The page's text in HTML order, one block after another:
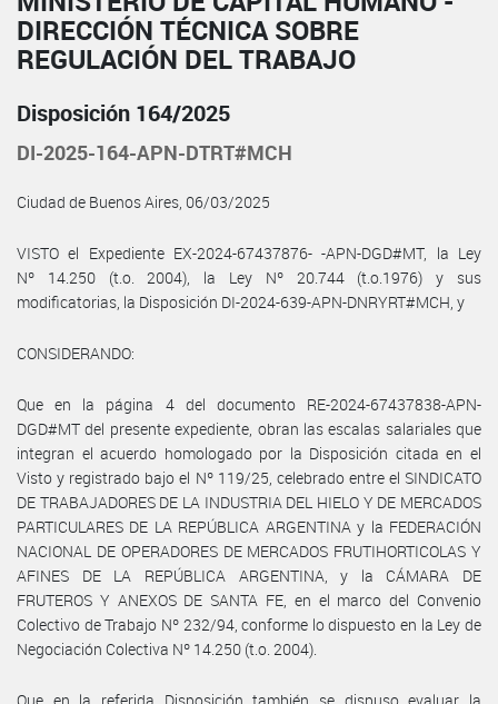
DIRECCIÓN TÉCNICA SOBRE
REGULACIÓN DEL TRABAJO
Disposición 164/2025
DI-2025-164-APN-DTRT#MCH
Ciudad de Buenos Aires, 06/03/2025
VISTO el Expediente EX-2024-67437876- -APN-DGD#MT, la Ley
Nº 14.250 (t.o. 2004), la Ley Nº 20.744 (t.o.1976) y sus
modificatorias, la Disposición DI-2024-639-APN-DNRYRT#MCH, y
CONSIDERANDO:
Que en la página 4 del documento RE-2024-67437838-APN-
DGD#MT del presente expediente, obran las escalas salariales que
integran el acuerdo homologado por la Disposición citada en el
Visto y registrado bajo el Nº 119/25, celebrado entre el SINDICATO
DE TRABAJADORES DE LA INDUSTRIA DEL HIELO Y DE MERCADOS
PARTICULARES DE LA REPÚBLICA ARGENTINA y la FEDERACIÓN
NACIONAL DE OPERADORES DE MERCADOS FRUTIHORTICOLAS Y
AFINES DE LA REPÚBLICA ARGENTINA, y la CÁMARA DE
FRUTEROS Y ANEXOS DE SANTA FE, en el marco del Convenio
Colectivo de Trabajo Nº 232/94, conforme lo dispuesto en la Ley de
Negociación Colectiva Nº 14.250 (t.o. 2004).
Que en la referida Disposición también se dispuso evaluar la